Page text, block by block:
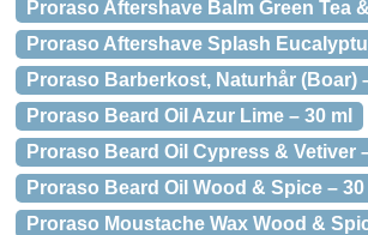
Proraso Aftershave Balm Green Tea
Proraso Aftershave Splash
Proraso Barberkost, Naturhår (Boar)
Proraso Beard Oil Azur Lime – 30 ml
Proraso Beard Oil Cypress & Vetiver
Proraso Beard Oil Wood & Spice – 30
Proraso Moustache Wax Wood &